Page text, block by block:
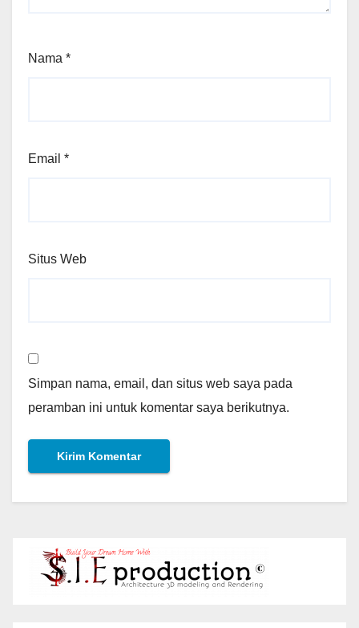
Nama *
Email *
Situs Web
Simpan nama, email, dan situs web saya pada
peramban ini untuk komentar saya berikutnya.